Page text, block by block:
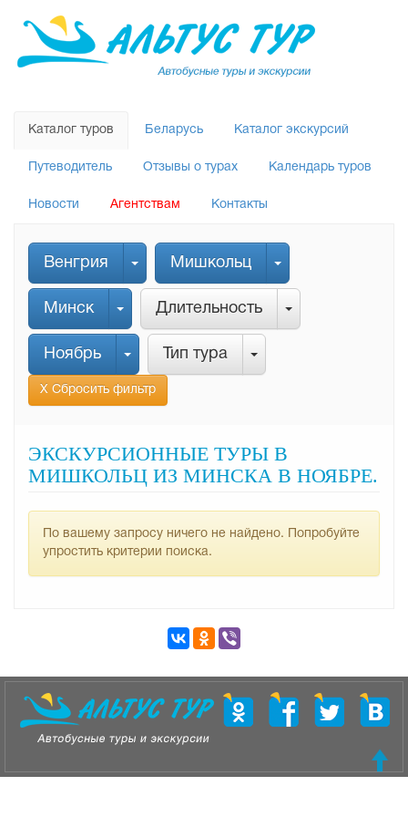
Каталог туров Беларусь Каталог экскурсий
Путеводитель Отзывы о турах Календарь туров
Новости Агентствам Контакты
Венгрия Мишкольц
Минск Длительность
Ноябрь Тип тура
Х Сбросить фильтр
ЭКСКУРСИОННЫЕ ТУРЫ В
МИШКОЛЬЦ ИЗ МИНСКА В НОЯБРЕ.
По вашему запросу ничего не найдено. Попробуйте
упростить критерии поиска.